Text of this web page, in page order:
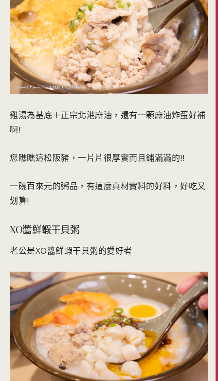
雞湯為基底＋正宗北港麻油，還有一顆麻油炸蛋好補
啊!
您瞧瞧這松阪豬，一片片很厚實而且鋪滿滿的!!
一碗百來元的粥品，有這麼真材實料的好料，好吃又
划算!
XO醬鮮蝦干貝粥
老公是XO醬鮮蝦干貝粥的愛好者